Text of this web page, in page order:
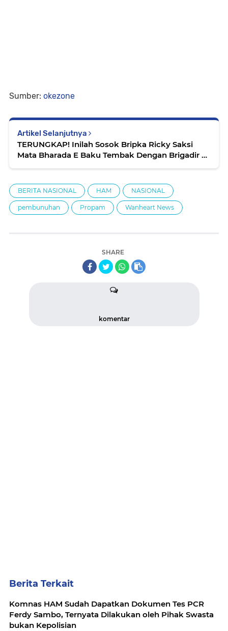
Sumber: okezone
Artikel Selanjutnya
TERUNGKAP! Inilah Sosok Bripka Ricky Saksi
Mata Bharada E Baku Tembak Dengan Brigadir J,
BERITA NASIONAL HAM NASIONAL
pembunuhan Propam Wanheart News
SHARE
komentar
Berita Terkait
Komnas HAM Sudah Dapatkan Dokumen Tes PCR
Ferdy Sambo, Ternyata Dilakukan oleh Pihak Swasta
bukan Kepolisian